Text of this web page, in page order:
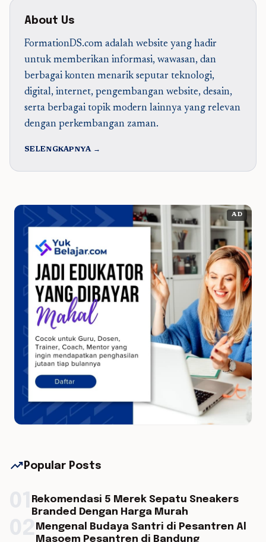
About Us
FormationDS.com adalah website yang hadir
untuk memberikan informasi, wawasan, dan
berbagai konten menarik seputar teknologi,
digital, internet, pengembangan website, desain,
serta berbagai topik modern lainnya yang relevan
dengan perkembangan zaman.
SELENGKAPNYA →
AD
trending_up Popular Posts
Rekomendasi 5 Merek Sepatu Sneakers
Branded Dengan Harga Murah
Mengenal Budaya Santri di Pesantren Al
Masoem Pesantren di Bandung